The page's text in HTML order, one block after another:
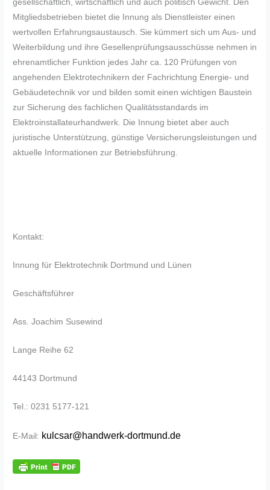
gesellschaftlich, wirtschaftlich und auch politisch Gewicht. Den
Mitgliedsbetrieben bietet die Innung als Dienstleister einen
wertvollen Erfahrungsaustausch. Sie kümmert sich um Aus- und
Weiterbildung und ihre Gesellenprüfungsausschüsse nehmen in
ehrenamtlicher Funktion jedes Jahr ca. 120 Prüfungen von
angehenden Elektrotechnikern der Fachrichtung Energie- und
Gebäudetechnik vor und bilden somit einen wichtigen Baustein
zur Sicherung des fachlichen Qualitätsstandards im
Elektroinstallateurhandwerk. Die Innung bietet aber auch
juristische Unterstützung, günstige Versicherungsleistungen und
aktuelle Informationen zur Betriebsführung.
Kontakt:
Innung für Elektrotechnik Dortmund und Lünen
Geschäftsführer
Ass. Joachim Susewind
Lange Reihe 62
44143 Dortmund
Tel.: 0231 5177-121
E-Mail: kulcsar@handwerk-dortmund.de